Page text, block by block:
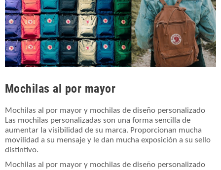
Mochilas al por mayor
Mochilas al por mayor y mochilas de diseño personalizado
Las mochilas personalizadas son una forma sencilla de
aumentar la visibilidad de su marca. Proporcionan mucha
movilidad a su mensaje y le dan mucha exposición a su sello
distintivo.
Mochilas al por mayor y mochilas de diseño personalizado